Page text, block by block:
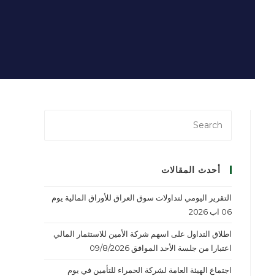
أحدث المقالات
التقرير اليومي لتداولات سوق العراق للأوراق المالية يوم
06 اب 2026
اطلاق التداول على اسهم شركة الأمين للاستثمار المالي
اعتبارا من جلسة الأحد الموافق 09/8/2026
اجتماع الهيئة العامة لشركة الحمراء للتأمين في يوم